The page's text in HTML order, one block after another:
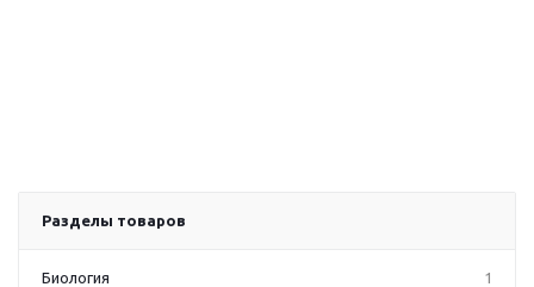
Разделы товаров
Биология
1